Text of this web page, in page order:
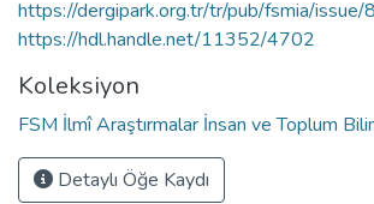
https://dergipark.org.tr/tr/pub/fsmia/
https://hdl.handle.net/11352/4702
Koleksiyon
FSM İlmî Araştırmalar İnsan ve Toplum
Detaylı Öğe Kaydı